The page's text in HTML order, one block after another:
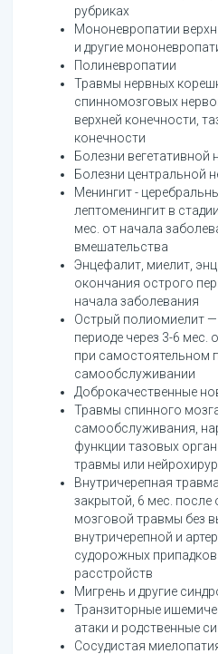
рубриках
Мононевропатии
и другие
Полиневропатии
Травмы нервных
спинномозговых
верхней конечности,
конечности
Болезни вегетативной
Болезни центральной
Менингит -
лептоменингит в
мес. от начала
вмешательства
Энцефалит, миелит,
окончания острого
начала заболевания
Острый полиомиелит
периоде через 3-6 мес.
при самостоятельном
самообслуживании
Доброкачественные
Травмы спинного
самообслуживания,
функции тазовых
травмы или
Внутричерепная
закрытой, 6 мес. после
мозговой травмы без
внутричерепной и
судорожных припадков
расстройств
Мигрень и другие
Транзиторные
атаки и родственные
Сосудистая